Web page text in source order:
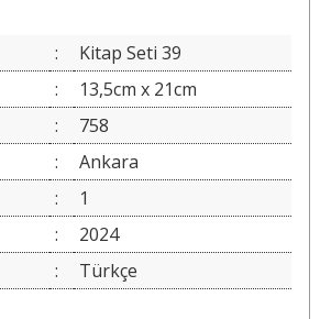
:
Kitap Seti 39
:
13,5cm x 21cm
:
758
:
Ankara
:
1
:
2024
: Türkçe